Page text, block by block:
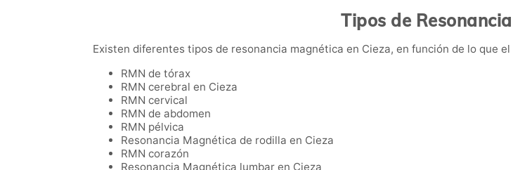
Tipos de
Existen diferentes tipos de resonancia magnética en Cieza, en función de lo que
RMN de tórax
RMN cerebral en Cieza
RMN cervical
RMN de abdomen
RMN pélvica
Resonancia Magnética de rodilla en Cieza
RMN corazón
Resonancia Magnética lumbar en Cieza